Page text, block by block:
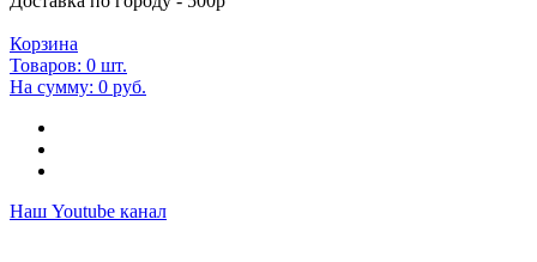
Корзина
Товаров: 0 шт.
На сумму: 0 руб.
Наш Youtube канал